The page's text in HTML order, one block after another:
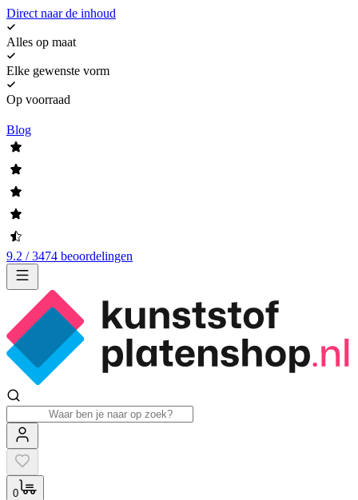
Direct naar de inhoud
Alles op maat
Elke gewenste vorm
Op voorraad
Blog
9.2 / 3474 beoordelingen
0